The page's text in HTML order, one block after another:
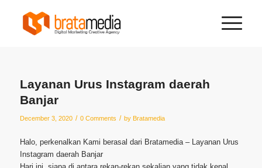
Layanan Urus Instagram daerah
Banjar
December 3, 2020 / 0 Comments / by Bratamedia
Halo, perkenalkan Kami berasal dari Bratamedia – Layanan Urus
Instagram daerah Banjar